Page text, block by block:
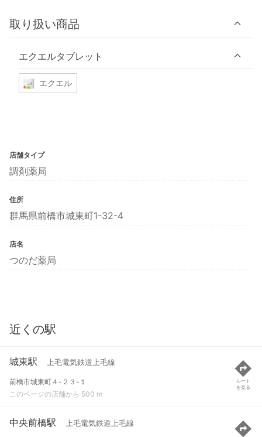
取り扱い商品
エクエルタブレット
エクエル
店舗タイプ
調剤薬局
住所
群馬県前橋市城東町1-32-4
店名
つのだ薬局
近くの駅
城東駅 上毛電気鉄道上毛線
前橋市城東町４-２３-１
このページの店舗から 500 m
ルート
を見る
中央前橋駅 上毛電気鉄道上毛線